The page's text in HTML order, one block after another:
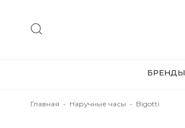
БРЕНДЫ
Главная - Наручные часы - Bigotti